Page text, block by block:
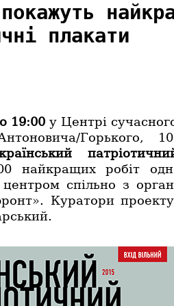
плакати
19:00 у Центрі
Горького,
найкращих робіт
центром спільно з
Куратори